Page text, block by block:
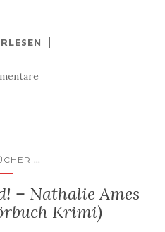
...
– Nathalie Ames
Krimi)